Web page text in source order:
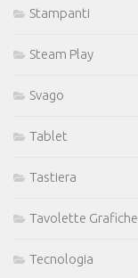
Stampanti
Steam Play
Svago
Tablet
Tastiera
Tavolette Grafiche
Tecnologia